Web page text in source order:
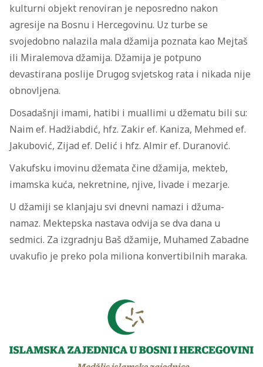
kulturni objekt renoviran je neposredno nakon
agresije na Bosnu i Hercegovinu. Uz turbe se
svojedobno nalazila mala džamija poznata kao Mejtaš
ili Miralemova džamija. Džamija je potpuno
devastirana poslije Drugog svjetskog rata i nikada nije
obnovljena.
Dosadašnji imami, hatibi i muallimi u džematu bili su:
Naim ef. Hadžiabdić, hfz. Zakir ef. Kaniza, Mehmed ef.
Jakubović, Zijad ef. Delić i hfz. Almir ef. Duranović.
Vakufsku imovinu džemata čine džamija, mekteb,
imamska kuća, nekretnine, njive, livade i mezarje.
U džamiji se klanjaju svi dnevni namazi i džuma-
namaz. Mektepska nastava odvija se dva dana u
sedmici. Za izgradnju Baš džamije, Muhamed Zabadne
uvakufio je preko pola miliona konvertibilnih maraka.